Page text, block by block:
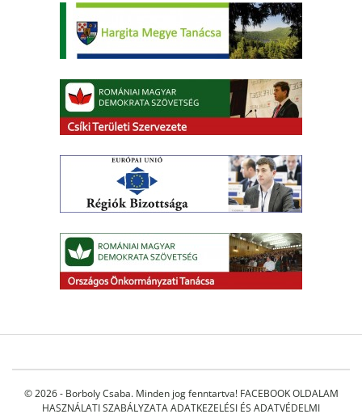
© 2026 - Borboly Csaba. Minden jog fenntartva! FACEBOOK OLDALAM
HASZNÁLATI SZABÁLYZATAADATKEZELÉSI ÉS ADATVÉDELMI